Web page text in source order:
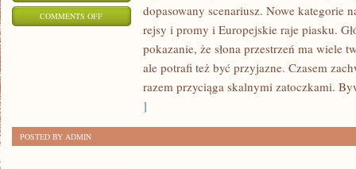
COMMENTS OFFON
LUKSUSOWE
dopasowany scenariusz. Nowe kategorie
rejsy i promy i Europejskie raje piasku.
pokazanie, że słona przestrzeń ma wiele
ale potrafi też być przyjazne. Czasem
razem przyciąga skalnymi zatoczkami.
]
POSTED BY ADMIN